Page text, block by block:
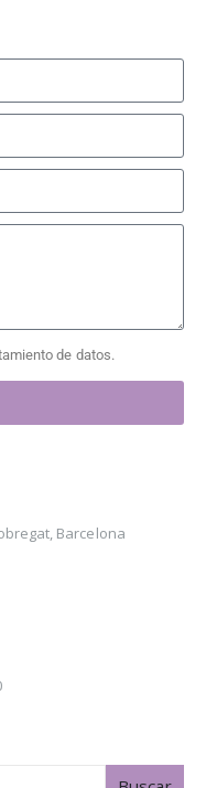
de datos.
Barcelona